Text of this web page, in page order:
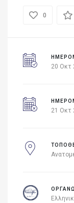
0
20 Οκτ
21 Οκτ